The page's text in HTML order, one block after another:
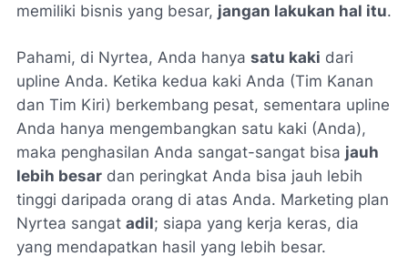
memiliki bisnis yang besar, jangan lakukan hal itu.
Pahami, di Nyrtea, Anda hanya satu kaki dari
upline Anda. Ketika kedua kaki Anda (Tim Kanan
dan Tim Kiri) berkembang pesat, sementara upline
Anda hanya mengembangkan satu kaki (Anda),
maka penghasilan Anda sangat-sangat bisa jauh
lebih besar dan peringkat Anda bisa jauh lebih
tinggi daripada orang di atas Anda. Marketing plan
Nyrtea sangat adil; siapa yang kerja keras, dia
yang mendapatkan hasil yang lebih besar.